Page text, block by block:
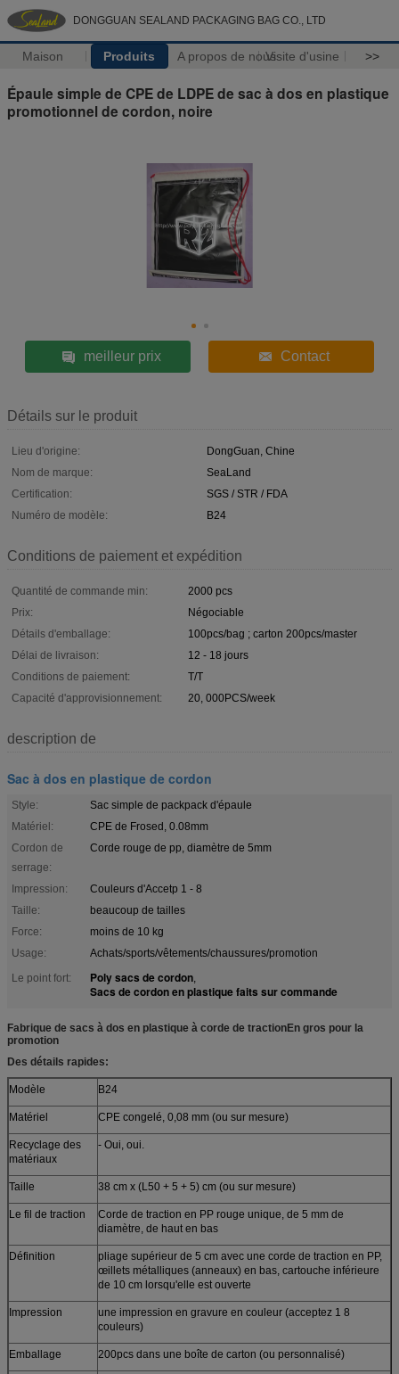
DONGGUAN SEALAND PACKAGING BAG CO., LTD
Maison Produits A propos de nousVisite d'usine >>
Épaule simple de CPE de LDPE de sac à dos en plastique
promotionnel de cordon, noire
meilleur prix Contact
Détails sur le produit
Lieu d'origine:
DongGuan, Chine
Nom de marque:
SeaLand
Certification:
SGS / STR / FDA
Numéro de modèle:
B24
Conditions de paiement et expédition
Quantité de commande min:
2000 pcs
Prix:
Négociable
Détails d'emballage:
100pcs/bag ; carton 200pcs/master
Délai de livraison:
12 - 18 jours
Conditions de paiement:
T/T
Capacité d'approvisionnement:
20, 000PCS/week
description de
Sac à dos en plastique de cordon
Style:
Sac simple de packpack d'épaule
Matériel:
CPE de Frosed, 0.08mm
Cordon de
serrage:
Corde rouge de pp, diamètre de 5mm
Impression:
Couleurs d'Accetp 1 - 8
Taille:
beaucoup de tailles
Force:
moins de 10 kg
Usage:
Achats/sports/vêtements/chaussures/promotion
Le point fort:
Poly sacs de cordon,
Sacs de cordon en plastique faits sur commande
Fabrique de sacs à dos en plastique à corde de tractionEn gros pour la
promotion
Des détails rapides:
Modèle B24
Matériel CPE congelé, 0,08 mm (ou sur mesure)
Recyclage des
matériaux
- Oui, oui.
Taille 38 cm x (L50 + 5 + 5) cm (ou sur mesure)
Le fil de traction
Corde de traction en PP rouge unique, de 5 mm de
diamètre, de haut en bas
Définition
pliage supérieur de 5 cm avec une corde de traction en PP,
œillets métalliques (anneaux) en bas, cartouche inférieure
de 10 cm lorsqu'elle est ouverte
Impression
une impression en gravure en couleur (acceptez 1 8
couleurs)
Emballage 200pcs dans une boîte de carton (ou personnalisé)